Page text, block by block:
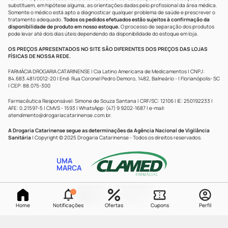
Home Notificações Ofertas Cupons Perfil
substituem, em hipótese alguma, as orientações dadas pelo profissional da área médica.
Somente o médico está apto a diagnosticar qualquer problema de saúde e prescrever o
tratamento adequado. Todos os pedidos efetuados estão sujeitos à confirmação da
disponibilidade de produto em nosso estoque.O processo de separação dos produtos
pode levar até dois dias úteis dependendo da disponibilidade do estoque em loja.
OS PREÇOS APRESENTADOS NO SITE SÃO DIFERENTES DOS PREÇOS DAS LOJAS
FÍSICAS DE NOSSA REDE.
FARMÁCIA DROGARIA CATARINENSE | Cia Latino Americana de Medicamentos | CNPJ:
84.683.481/0012-20 | End: Rua Coronel Pedro Demoro, 1482, Balneário - | Florianópolis- SC
| CEP: 88.075-300
Farmacêutica Responsável: Simone de Souza Santana | CRF/SC: 12106 | IE: 250192233 |
AFE: 0.21597-5 | CMVS - 1593 | WhatsApp: (47) 9 9202-1687 | e-mail:
atendimento@drogariacatarinense.com.br.
A Drogaria Catarinense segue as determinações da Agência Nacional de Vigilância
Sanitária | Copyright © 2025 Drogaria Catarinense - Todos os direitos reservados.
UMA
MARCA